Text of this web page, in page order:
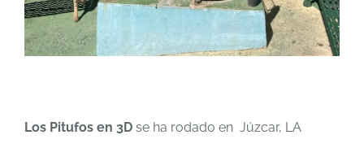
Los Pitufos en 3D se ha rodado en Júzcar, LA